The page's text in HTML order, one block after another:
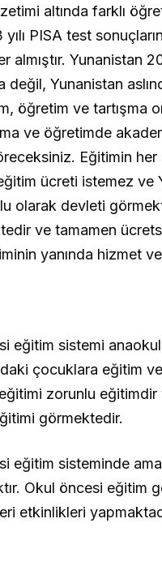
altında farklı
PISA test
almıştır. Yunanistan
değil, Yunanistan
öğretim ve tartışma
ve öğretimde
Eğitimin
ücreti istemez
olarak devleti
ve tamamen
yanında hizmet
eğitim sistemi
çocuklara eğitim
zorunlu
görmektedir.
eğitim sisteminde
Okul öncesi
etkinlikleri